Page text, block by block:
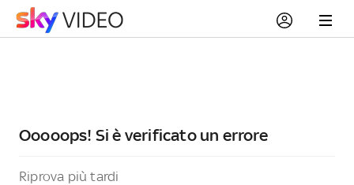
Ooooops! Si è verificato un errore
Riprova più tardi